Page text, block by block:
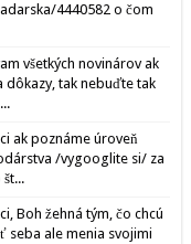
4440582 o čom
všetkých novinárov ak
dôkazy, tak nebuďte tak
ak poznáme úroveň
/vygooglite si/ za
Boh žehná tým, čo chcú
seba ale menia svojimi